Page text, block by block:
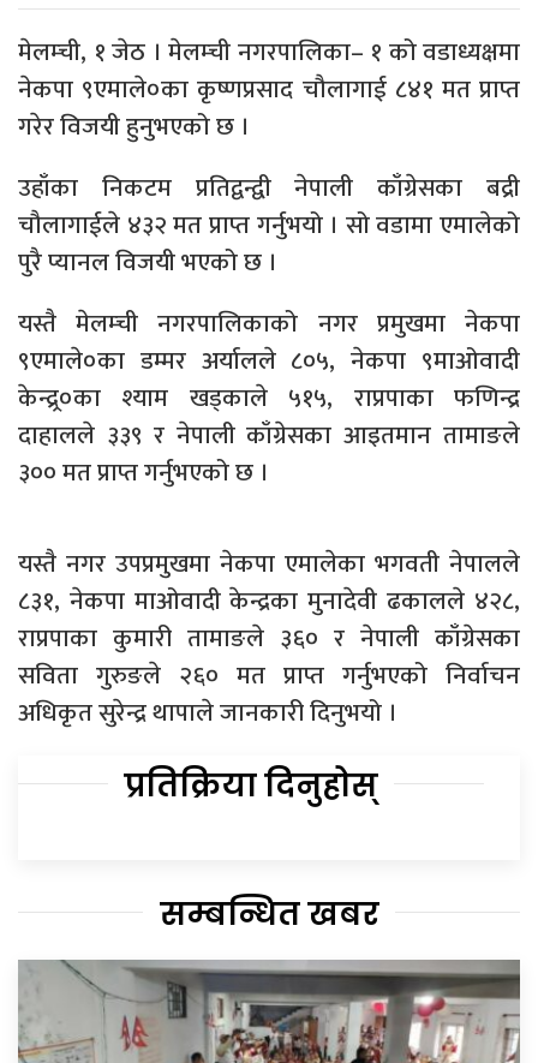
मेलम्ची, १ जेठ । मेलम्ची नगरपालिका– १ को वडाध्यक्षमा
नेकपा ९एमाले०का कृष्णप्रसाद चौलागाई ८४१ मत प्राप्त
गरेर विजयी हुनुभएको छ ।
उहाँका निकटम प्रतिद्वन्द्वी नेपाली काँग्रेसका बद्री
चौलागाईले ४३२ मत प्राप्त गर्नुभयो । सो वडामा एमालेको
पुरै प्यानल विजयी भएको छ ।
यस्तै मेलम्ची नगरपालिकाको नगर प्रमुखमा नेकपा
९एमाले०का डम्मर अर्यालले ८०५, नेकपा ९माओवादी
केन्द्र्र०का श्याम खड्काले ५१५, राप्रपाका फणिन्द्र
दाहालले ३३९ र नेपाली काँग्रेसका आइतमान तामाङले
३०० मत प्राप्त गर्नुभएको छ ।
यस्तै नगर उपप्रमुखमा नेकपा एमालेका भगवती नेपालले
८३१, नेकपा माओवादी केन्द्रका मुनादेवी ढकालले ४२८,
राप्रपाका कुमारी तामाङले ३६० र नेपाली काँग्रेसका
सविता गुरुङले २६० मत प्राप्त गर्नुभएको निर्वाचन
अधिकृत सुरेन्द्र थापाले जानकारी दिनुभयो ।
प्रतिक्रिया दिनुहोस्
सम्बन्धित खबर